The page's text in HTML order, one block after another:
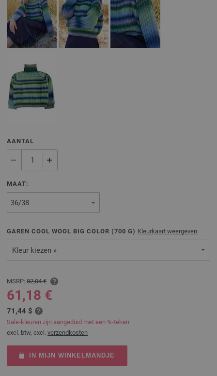
AANTAL
MAAT:
GAREN COOL WOOL BIG COLOR (700 G) Kleurkaart weergeven
Kleur kiezen »
MSRP: 82,04 €
61,18 €
71,44 $
Sale-kleuren zijn aangeduid met een %-teken
excl. btw, excl. verzendkosten
IN MIJN WINKELMANDJE